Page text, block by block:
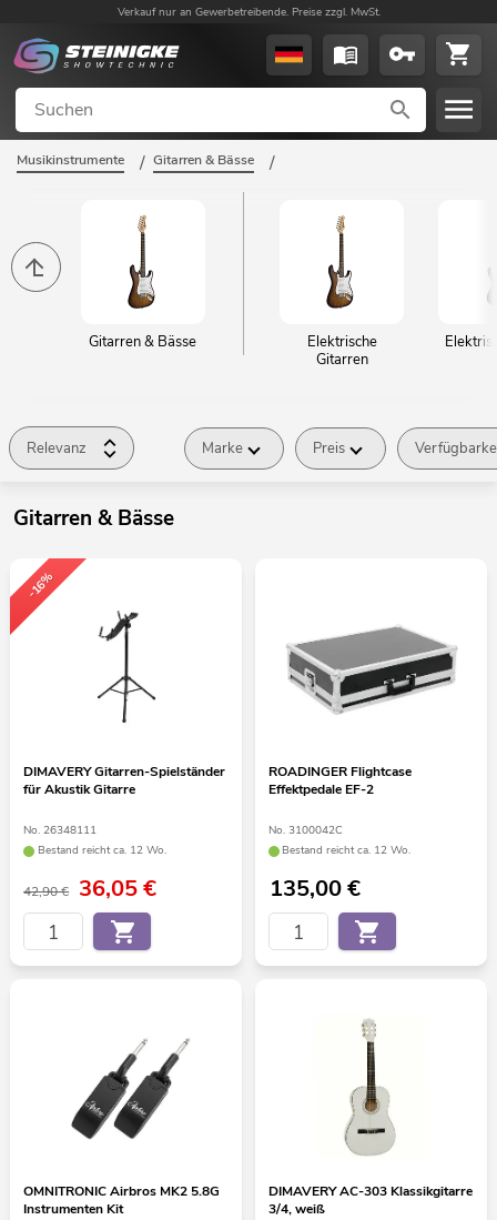
Verkauf nur an Gewerbetreibende. Preise zzgl. MwSt.
Musikinstrumente / Gitarren & Bässe /
Gitarren & Bässe
Elektrische
Gitarren
Relevanz Marke Preis
Gitarren & Bässe
-16%
DIMAVERY Gitarren-Spielständer
für Akustik Gitarre
No. 26348111
Bestand reicht ca. 12 Wo.
42,90 € 36,05€
ROADINGER Flightcase
Effektpedale EF-2
No. 3100042C
Bestand reicht ca. 12 Wo.
135,00€
OMNITRONIC Airbros MK2 5.8G
Instrumenten Kit
DIMAVERY AC-303 Klassikgitarre
3/4, weiß